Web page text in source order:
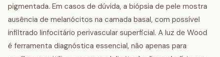
pigmentada. Em casos de dúvida, a biópsia de pele mostra
ausência de melanócitos na camada basal, com possível
infiltrado linfocitário perivascular superficial. A luz de Wood
é ferramenta diagnóstica essencial, não apenas para